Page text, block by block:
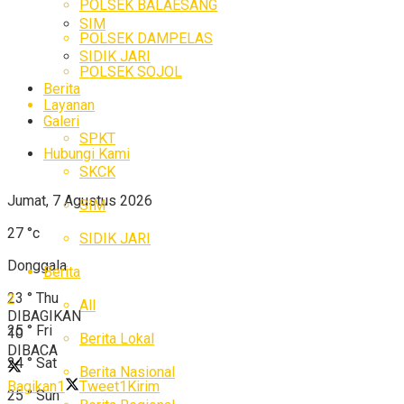
SIM
SIDIK JARI
Berita
Galeri
Hubungi Kami
Jumat, 7 Agustus 2026
27 °c
Donggala
23 ° Thu
25 ° Fri
24 ° Sat
25 ° Sun
POLSEK BALAESANG
POLSEK DAMPELAS
POLSEK SOJOL
Layanan
SPKT
SKCK
SIM
SIDIK JARI
Berita
All
Berita Lokal
Berita Nasional
2
DIBAGIKAN
10
DIBACA
Bagikan1 Tweet1 Kirim